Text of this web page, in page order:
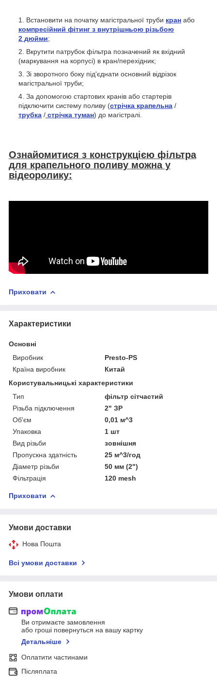
Встановити на початку магістральної труби кран або
компресійний фітинг з внутрішньою різьбою
2 дюйми;
Вкрутити патрубок фільтра позначений як вхідний
(маркування на корпусі) в кран/перехідник;
Зі зворотного боку під'єднати основний відрізок
магістральної труби;
За допомогою стартових кранів або стартерів
підключити систему поливу (стрічка крапельна /
трубка / стрічка туман) до магістралі.
Ознайомитися з конструкцією фільтра
для крапельного поливу можна у
відеоролику:
Приховати
Характеристики
Основні
Виробник
Presto-PS
Країна виробник
Китай
Користувальницькі характеристики
Тип
фільтр сітчастий
Різьба підключення
2" ЗР
Об'єм
0,01 м^3
Упаковка
1 шт
Вид різьби
зовнішня
Пропускна здатність
25 м^3/год
Діаметр різьби
50 мм (2")
Фільтрація
120 mesh
Приховати
Умови доставки
Нова Пошта
Всі умови доставки
Умови оплати
Ви отримаєте замовлення
або гроші повернуться на вашу картку
Детальніше
Оплатити частинами
Післяплата